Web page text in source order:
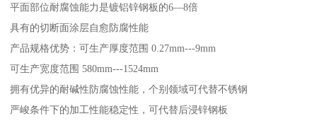
平面部位耐腐蚀能力是镀铝锌钢板的6—8倍
具有的切断面涂层自愈防腐性能
产品规格优势：可生产厚度范围 0.27mm---9mm
可生产宽度范围 580mm---1524mm
拥有优异的耐碱性防腐蚀性能，个别领域可代替不锈钢
严峻条件下的加工性能稳定性，可代替后浸锌钢板